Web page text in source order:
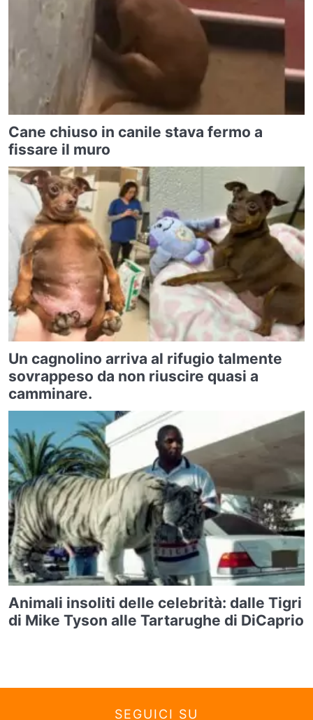
Cane chiuso in canile stava fermo a
fissare il muro
Un cagnolino arriva al rifugio talmente
sovrappeso da non riuscire quasi a
camminare.
Animali insoliti delle celebrità: dalle Tigri
di Mike Tyson alle Tartarughe di DiCaprio
SEGUICI SU